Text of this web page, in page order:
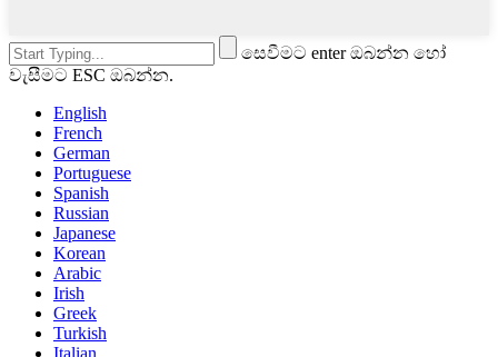
සෙවීමට enter ඔබන්න හෝ
වැසීමට ESC ඔබන්න.
English
French
German
Portuguese
Spanish
Russian
Japanese
Korean
Arabic
Irish
Greek
Turkish
Italian